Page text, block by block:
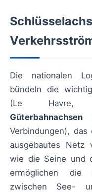
Die nationalen
bündeln die
(Le Havre,
Güterbahnachsen
Verbindungen), das
ausgebautes Netz
wie die Seine und
ermöglichen die
zwischen See-